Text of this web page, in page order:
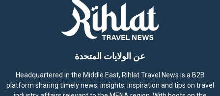
عن الولايات المتحدة
Headquartered in the Middle East, Rihlat Travel News is a B2B
platform sharing timely news, insights, inspiration and tips on travel